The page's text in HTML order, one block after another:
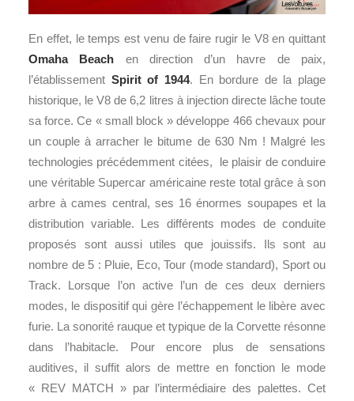
En effet, le temps est venu de faire rugir le V8 en quittant
Omaha Beach en direction d’un havre de paix,
l’établissement Spirit of 1944. En bordure de la plage
historique, le V8 de 6,2 litres à injection directe lâche toute
sa force. Ce « small block » développe 466 chevaux pour
un couple à arracher le bitume de 630 Nm ! Malgré les
technologies précédemment citées, le plaisir de conduire
une véritable Supercar américaine reste total grâce à son
arbre à cames central, ses 16 énormes soupapes et la
distribution variable. Les différents modes de conduite
proposés sont aussi utiles que jouissifs. Ils sont au
nombre de 5 : Pluie, Eco, Tour (mode standard), Sport ou
Track. Lorsque l’on active l’un de ces deux derniers
modes, le dispositif qui gère l’échappement le libère avec
furie. La sonorité rauque et typique de la Corvette résonne
dans l’habitacle. Pour encore plus de sensations
auditives, il suffit alors de mettre en fonction le mode
« REV MATCH » par l’intermédiaire des palettes. Cet